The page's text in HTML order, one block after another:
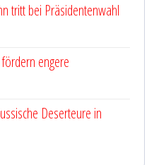
tritt bei Präsidentenwahl
engere
Deserteure in